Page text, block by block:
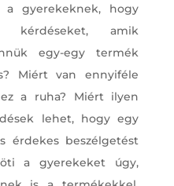
gyerekeknek, hogy
amik
egy-egy termék
Miért van ennyiféle
a ruha? Miért ilyen
lehet, hogy egy
érdekes beszélgetést
a gyerekeket úgy,